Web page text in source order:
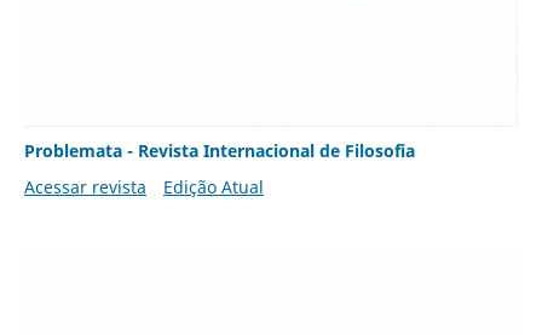
Problemata - Revista Internacional de Filosofia
Acessar revista
Edição Atual